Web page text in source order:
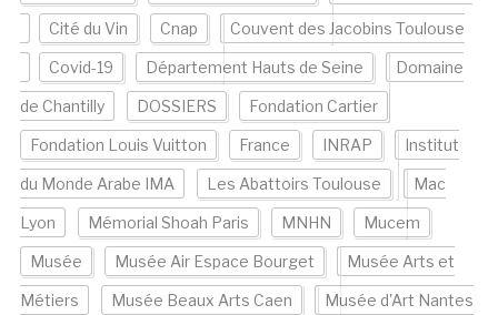
Cité du Vin Cnap Couvent des Jacobins Toulouse
Covid-19 Département Hauts de Seine Domaine
de Chantilly DOSSIERS Fondation Cartier
Fondation Louis Vuitton France INRAP Institut
du Monde Arabe IMA Les Abattoirs Toulouse Mac
Lyon Mémorial Shoah Paris MNHN Mucem
Musée Musée Air Espace Bourget Musée Arts et
Métiers Musée Beaux Arts Caen Musée d'Art Nantes